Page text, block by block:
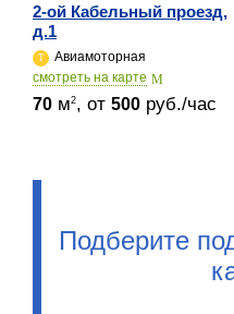
2-ой Кабельный проезд,
д.1
Авиамоторная
cмотреть на карте
70 м2, от 500 руб./час
Подберите